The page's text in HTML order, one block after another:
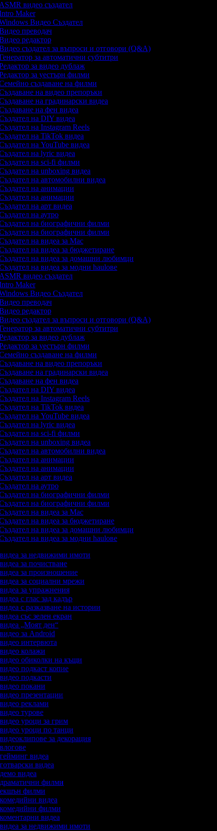
видео създател
Maker
Видео Създател
преводач
редактор
създател за въпроси и отговори (Q&A)
за автоматични субтитри
за видео дублаж
за уестърн филми
създаване на филми
на видео препоръки
на градинарски видеа
на фен видеа
на DIY видеа
на Instagram Reels
на TikTok видеа
на YouTube видеа
на lyric видеа
на sci-fi филми
на unboxing видеа
на автомобилни видеа
на анимации
на анимации
на арт видеа
на аутро
на биографични филми
на биографични филми
на видеа за Mac
на видеа за бюджетиране
на видеа за домашни любимци
на видеа за модни haulове
видео създател
Maker
Видео Създател
преводач
редактор
създател за въпроси и отговори (Q&A)
за автоматични субтитри
за видео дублаж
за уестърн филми
създаване на филми
на видео препоръки
на градинарски видеа
на фен видеа
на DIY видеа
на Instagram Reels
на TikTok видеа
на YouTube видеа
на lyric видеа
на sci-fi филми
на unboxing видеа
на автомобилни видеа
на анимации
на анимации
на арт видеа
на аутро
на биографични филми
на биографични филми
на видеа за Mac
на видеа за бюджетиране
на видеа за домашни любимци
на видеа за модни haulове
видеа за недвижими имоти
за почистване
видеа за произношение
видеа за социални мрежи
видеа за упражнения
с глас зад кадър
с разказване на истории
със зелен екран
видеа „Моят ден“
за Android
видео интервюта
колажи
видео обиколки на къщи
подкаст копие
подкасти
покани
презентации
реклами
турове
видео уроци за грим
видео уроци по танци
за декорация
видеа
видеа
видеа
драматични филми
екшън филми
комедийни видеа
комедийни филми
видеа
видеа за недвижими имоти